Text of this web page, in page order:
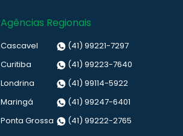
Agências Regionais
Cascavel
(41) 99221-7297
Curitiba
(41) 99223-7640
Londrina
(41) 99114-5922
Maringá
(41) 99247-6401
Ponta Grossa
(41) 99222-2765